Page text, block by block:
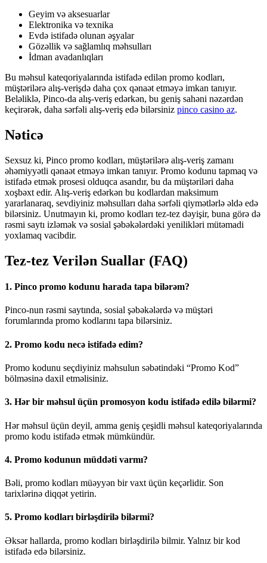
Geyim və aksesuarlar
Elektronika və texnika
Evdə istifadə olunan əşyalar
Gözəllik və sağlamlıq məhsulları
İdman avadanlıqları
Bu məhsul kateqoriyalarında istifadə edilən promo kodları,
müştərilərə alış-verişdə daha çox qənaət etməyə imkan tanıyır.
Beləliklə, Pinco-da alış-veriş edərkən, bu geniş sahəni nəzərdən
keçirərək, daha sərfəli alış-veriş edə bilərsiniz pinco casino az.
Nəticə
Sexsuz ki, Pinco promo kodları, müştərilərə alış-veriş zamanı
əhəmiyyətli qənaət etməyə imkan tanıyır. Promo kodunu tapmaq və
istifadə etmək prosesi olduqca asandır, bu da müştəriləri daha
xoşbəxt edir. Alış-veriş edərkən bu kodlardan maksimum
yararlanaraq, sevdiyiniz məhsulları daha sərfəli qiymətlərlə əldə edə
bilərsiniz. Unutmayın ki, promo kodları tez-tez dəyişir, buna görə də
rəsmi saytı izləmək və sosial şəbəkələrdəki yenilikləri mütəmadi
yoxlamaq vacibdir.
Tez-tez Verilən Suallar (FAQ)
1. Pinco promo kodunu harada tapa bilərəm?
Pinco-nun rəsmi saytında, sosial şəbəkələrdə və müştəri
forumlarında promo kodlarını tapa bilərsiniz.
2. Promo kodu necə istifadə edim?
Promo kodunu seçdiyiniz məhsulun səbətindəki “Promo Kod”
bölməsinə daxil etməlisiniz.
3. Hər bir məhsul üçün promosyon kodu istifadə edilə bilərmi?
Hər məhsul üçün deyil, amma geniş çeşidli məhsul kateqoriyalarında
promo kodu istifadə etmək mümkündür.
4. Promo kodunun müddəti varmı?
Bəli, promo kodları müəyyən bir vaxt üçün keçərlidir. Son
tarixlərinə diqqət yetirin.
5. Promo kodları birləşdirilə bilərmi?
Əksər hallarda, promo kodları birləşdirilə bilmir. Yalnız bir kod
istifadə edə bilərsiniz.